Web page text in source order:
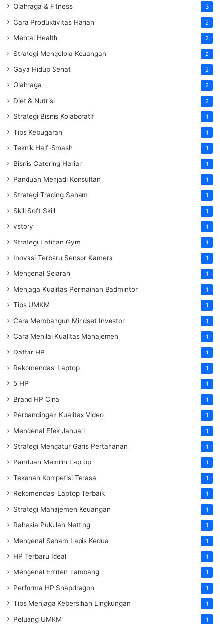
Olahraga & Fitness 3
Cara Produktivitas Harian 2
Mental Health 2
Strategi Mengelola Keuangan 2
Gaya Hidup Sehat 2
Olahraga 2
Diet & Nutrisi 2
Strategi Bisnis Kolaboratif 1
Tips Kebugaran 1
Teknik Half-Smash 1
Bisnis Catering Harian 1
Panduan Menjadi Konsultan 1
Strategi Trading Saham 1
Skill Soft Skill 1
vstory 1
Strategi Latihan Gym 1
Inovasi Terbaru Sensor Kamera 1
Mengenal Sejarah 1
Menjaga Kualitas Permainan Badminton 1
Tips UMKM 1
Cara Membangun Mindset Investor 1
Cara Menilai Kualitas Manajemen 1
Daftar HP 1
Rekomendasi Laptop 1
5 HP 1
Brand HP Cina 1
Perbandingan Kualitas Video 1
Mengenal Efek Januari 1
Strategi Mengatur Garis Pertahanan 1
Panduan Memilih Laptop 1
Tekanan Kompetisi Terasa 1
Rekomendasi Laptop Terbaik 1
Strategi Manajemen Keuangan 1
Rahasia Pukulan Netting 1
Mengenal Saham Lapis Kedua 1
HP Terbaru Ideal 1
Mengenal Emiten Tambang 1
Performa HP Snapdragon 1
Tips Menjaga Kebersihan Lingkungan 1
Peluang UMKM 1